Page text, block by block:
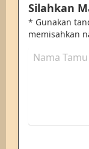
Silahkan
* Gunakan
memisahkan